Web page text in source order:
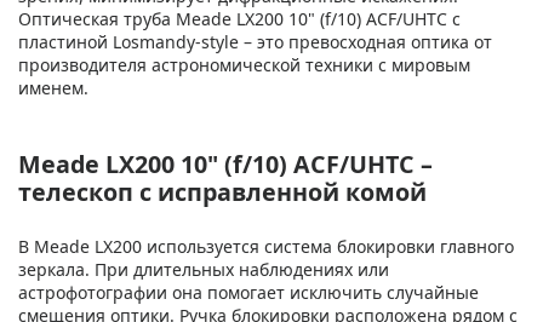
Оптическая труба Meade LX200 10" (f/10) ACF/UHTC с
пластиной Losmandy-style – это превосходная оптика от
производителя астрономической техники с мировым
именем.
Meade LX200 10" (f/10) ACF/UHTC –
телескоп с исправленной комой
В Meade LX200 используется система блокировки главного
зеркала. При длительных наблюдениях или
астрофотографии она помогает исключить случайные
смещения оптики. Ручка блокировки расположена рядом с